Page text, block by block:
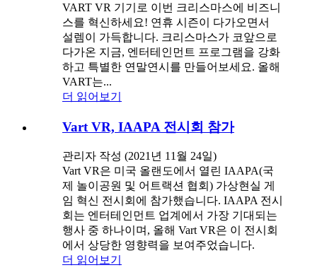
VART VR 기기로 이번 크리스마스에 비즈니
스를 혁신하세요! 연휴 시즌이 다가오면서
설렘이 가득합니다. 크리스마스가 코앞으로
다가온 지금, 엔터테인먼트 프로그램을 강화
하고 특별한 연말연시를 만들어보세요. 올해
VART는...
더 읽어보기
Vart VR, IAAPA 전시회 참가
관리자 작성 (2021년 11월 24일)
Vart VR은 미국 올랜도에서 열린 IAAPA(국
제 놀이공원 및 어트랙션 협회) 가상현실 게
임 혁신 전시회에 참가했습니다. IAAPA 전시
회는 엔터테인먼트 업계에서 가장 기대되는
행사 중 하나이며, 올해 Vart VR은 이 전시회
에서 상당한 영향력을 보여주었습니다.
더 읽어보기